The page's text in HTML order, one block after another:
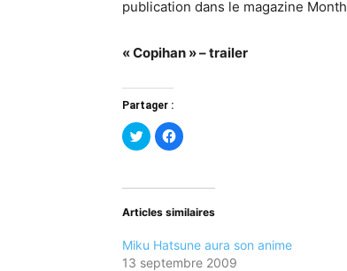
publication dans le magazine
« Copihan » – trailer
Partager :
Cliquez
pour
partager
dans
nouvelle
fenêtre)
Cliquez
pour
dans
nouvelle
fenêtre)
Articles similaires
Miku Hatsune aura son anime
13 septembre 2009